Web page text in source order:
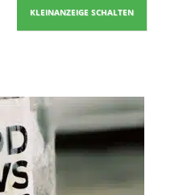
KLEINANZEIGE SCHALTEN